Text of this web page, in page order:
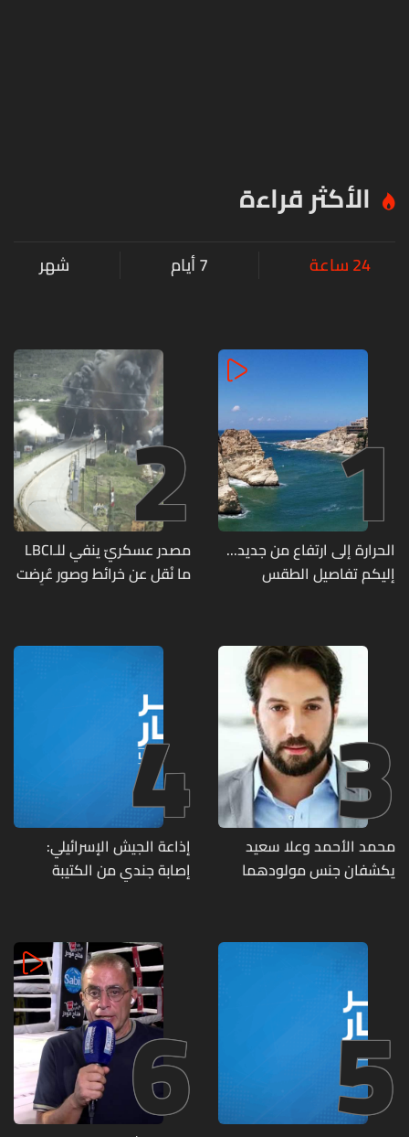
الأكثر قراءة
24 ساعة 7 أيام شهر
1
الحرارة إلى ارتفاع من جديد...
إليكم تفاصيل الطقس
2
مصدر عسكريّ ينفي للـLBCI
ما نُقل عن خرائط وصور عُرِضت
تحت الأرض
3
محمد الأحمد وعلا سعيد
يكشفان جنس مولودهما
4
إذاعة الجيش الإسرائيلي:
إصابة جندي من الكتيبة
5
6